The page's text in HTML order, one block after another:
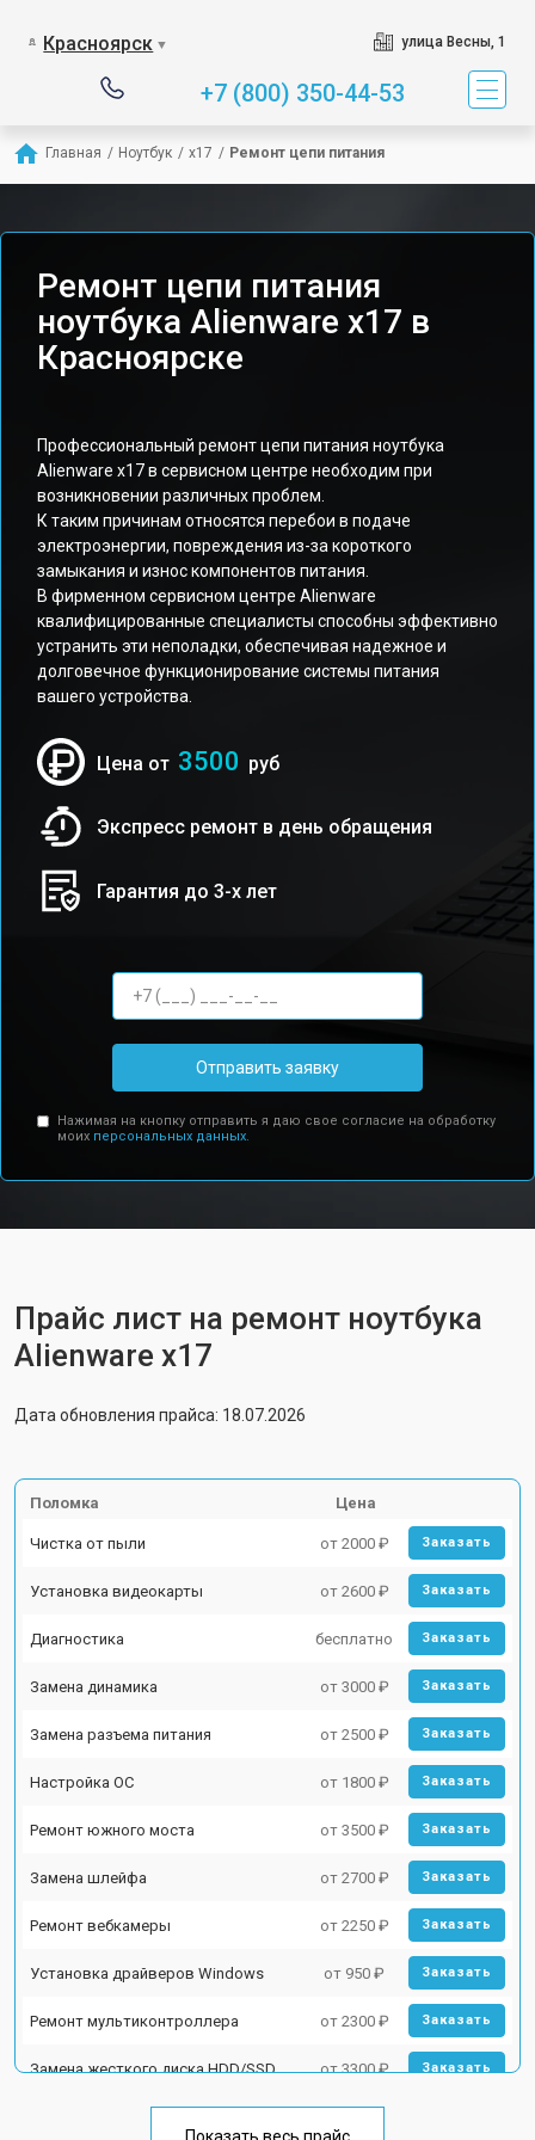
Красноярск ▼ улица Весны, 1
+7 (800) 350-44-53
Главная / Ноутбук / x17 / Ремонт цепи питания
Ремонт цепи питания
ноутбука Alienware x17 в
Красноярске
Профессиональный ремонт цепи питания ноутбука
Alienware x17 в сервисном центре необходим при
возникновении различных проблем.
К таким причинам относятся перебои в подаче
электроэнергии, повреждения из-за короткого
замыкания и износ компонентов питания.
В фирменном сервисном центре Alienware
квалифицированные специалисты способны эффективно
устранить эти неполадки, обеспечивая надежное и
долговечное функционирование системы питания
вашего устройства.
Цена от 3500 руб
Экспресс ремонт в день обращения
Гарантия до 3-х лет
Отправить заявку
Нажимая на кнопку отправить я даю свое согласие на обработку
моих персональных данных.
Прайс лист на ремонт ноутбука
Alienware x17
Дата обновления прайса: 18.07.2026
Поломка Цена
Чистка от пыли от 2000 ₽ Заказать
Установка видеокарты от 2600 ₽ Заказать
Диагностика бесплатно Заказать
Замена динамика от 3000 ₽ Заказать
Замена разъема питания от 2500 ₽ Заказать
Настройка ОС от 1800 ₽ Заказать
Ремонт южного моста от 3500 ₽ Заказать
Замена шлейфа от 2700 ₽ Заказать
Ремонт вебкамеры от 2250 ₽ Заказать
Установка драйверов Windows от 950 ₽ Заказать
Ремонт мультиконтроллера от 2300 ₽ Заказать
Замена жесткого диска HDD/SSD от 3300 ₽ Заказать